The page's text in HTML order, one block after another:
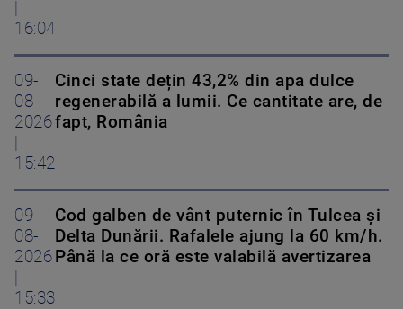
|
16:04
09-
08-
2026
|
15:42
Cinci state dețin 43,2% din apa dulce
regenerabilă a lumii. Ce cantitate are, de
fapt, România
09-
08-
2026
|
15:33
Cod galben de vânt puternic în Tulcea și
Delta Dunării. Rafalele ajung la 60 km/h.
Până la ce oră este valabilă avertizarea